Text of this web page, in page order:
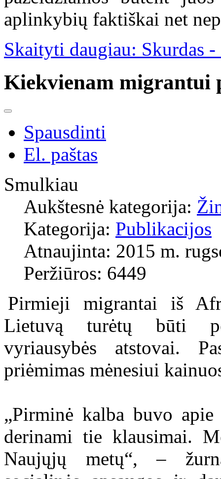
aplinkybių faktiškai net
Skaityti daugiau: Skurdas
Kiekvienam migrantui
Spausdinti
El. paštas
Smulkiau
Aukštesnė kategorija:
Kategorija: Publikacijos
Atnaujinta: 2015 m.
Peržiūros: 6449
Pirmieji migrantai iš
Lietuvą turėtų būti
vyriausybės atstovai.
priėmimas mėnesiui
„Pirminė kalba buvo
derinami tie klausimai.
Naujųjų metų“, –